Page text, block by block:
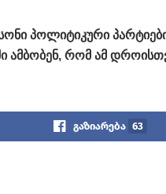
პოლიტიკური
ამბობენ, რომ ამ
გაზიარება 63